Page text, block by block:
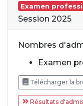
Examen
Session 2025
Nombres
Examen
Télécharger la
Résultats